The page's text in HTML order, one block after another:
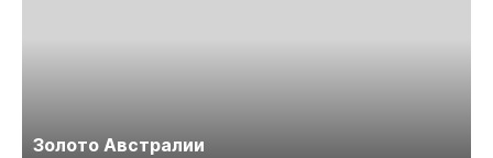
Золото Австралии